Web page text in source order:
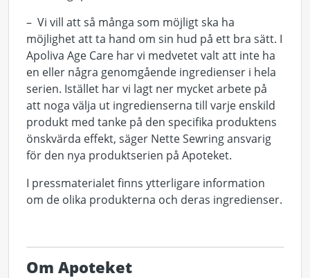
– Vi vill att så många som möjligt ska ha
möjlighet att ta hand om sin hud på ett bra sätt. I
Apoliva Age Care har vi medvetet valt att inte ha
en eller några genomgående ingredienser i hela
serien. Istället har vi lagt ner mycket arbete på
att noga välja ut ingredienserna till varje enskild
produkt med tanke på den specifika produktens
önskvärda effekt, säger Nette Sewring ansvarig
för den nya produktserien på Apoteket.
I pressmaterialet finns ytterligare information
om de olika produkterna och deras ingredienser.
Om Apoteket